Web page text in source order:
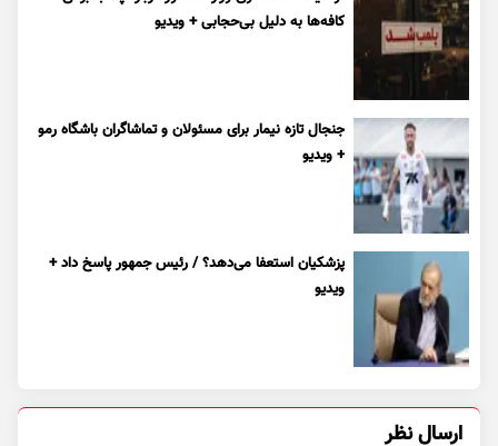
کافه‌ها به دلیل بی‌حجابی + ویدیو
جنجال تازه نیمار برای مسئولان و تماشاگران باشگاه رمو
+ ویدیو
پزشکیان استعفا می‌دهد؟ / رئیس جمهور پاسخ داد +
ویدیو
ارسال نظر